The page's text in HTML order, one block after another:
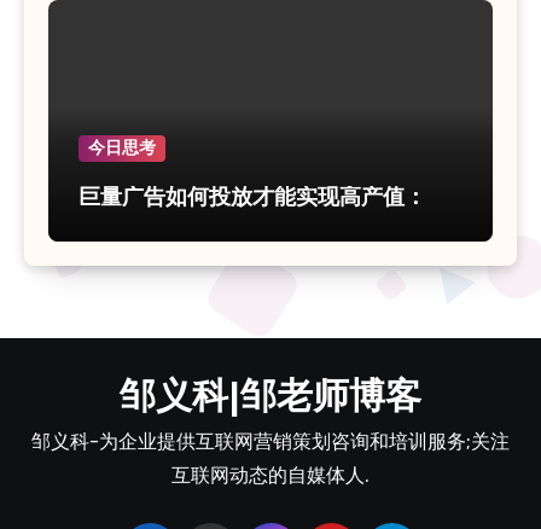
今日思考
巨量广告如何投放才能实现高产值：
邹义科|邹老师博客
邹义科-为企业提供互联网营销策划咨询和培训服务;关注
互联网动态的自媒体人.